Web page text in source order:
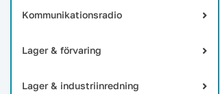
Kommunikationsradio
Lager & förvaring
Lager & industriinredning